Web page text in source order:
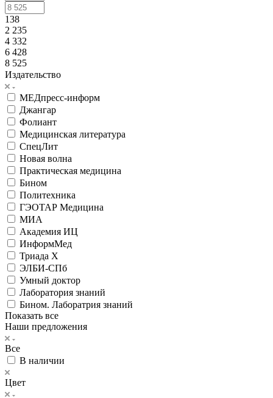
138
2 235
4 332
6 428
8 525
Издательство
МЕДпресс-информ
Джангар
Фолиант
Медицинская литература
СпецЛит
Новая волна
Практическая медицина
Бином
Политехника
ГЭОТАР Медицина
МИА
Академия ИЦ
ИнформМед
Триада Х
ЭЛБИ-СПб
Умный доктор
Лаборатория знаний
Бином. Лаборатрия знаний
Показать все
Наши предложения
Все
В наличии
Цвет